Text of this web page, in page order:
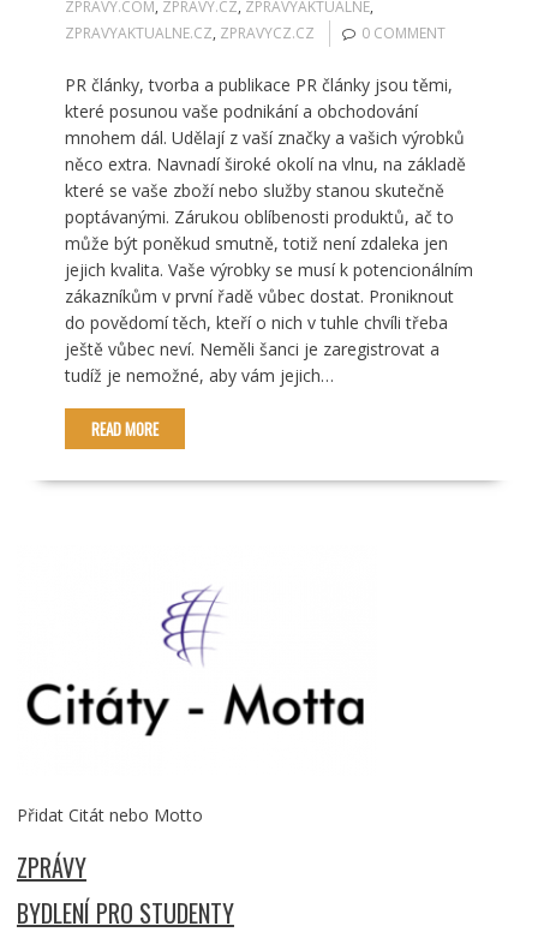
ZPRAVY.COM, ZPRAVY.CZ, ZPRAVYAKTUALNE,
ZPRAVYAKTUALNE.CZ, ZPRAVYCZ.CZ 0 COMMENT
PR články, tvorba a publikace PR články jsou těmi,
které posunou vaše podnikání a obchodování
mnohem dál. Udělají z vaší značky a vašich výrobků
něco extra. Navnadí široké okolí na vlnu, na základě
které se vaše zboží nebo služby stanou skutečně
poptávanými. Zárukou oblíbenosti produktů, ač to
může být poněkud smutně, totiž není zdaleka jen
jejich kvalita. Vaše výrobky se musí k potencionálním
zákazníkům v první řadě vůbec dostat. Proniknout
do povědomí těch, kteří o nich v tuhle chvíli třeba
ještě vůbec neví. Neměli šanci je zaregistrovat a
tudíž je nemožné, aby vám jejich…
READ MORE
Přidat Citát nebo Motto
ZPRÁVY
BYDLENÍ PRO STUDENTY